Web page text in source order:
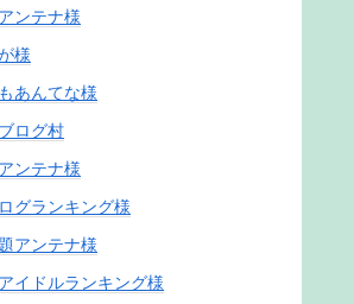
ンテナ様
様
あんてな様
ログ村
ンテナ様
グランキング様
アンテナ様
イドルランキング様